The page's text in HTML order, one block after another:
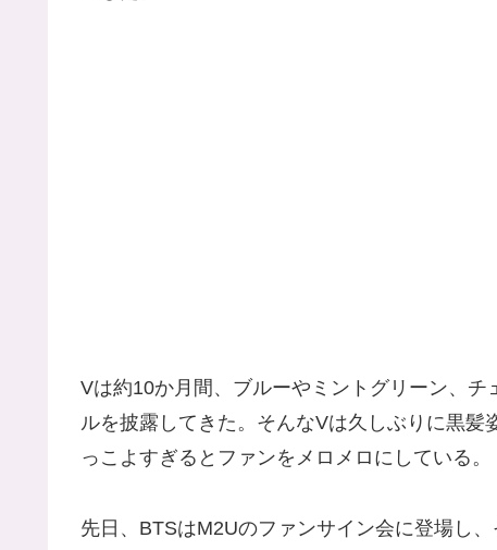
Vは約10か月間、ブルーやミントグリーン、
ルを披露してきた。そんなVは久しぶりに黒
っこよすぎるとファンをメロメロにしている。
先日、BTSはM2Uのファンサイン会に登場し